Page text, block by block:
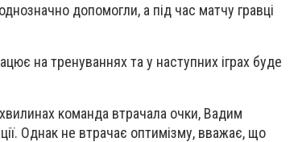
допомогли, а під час матчу гравці
на тренуваннях та у наступних іграх буде
команда втрачала очки, Вадим
Однак не втрачає оптимізму, вважає, що